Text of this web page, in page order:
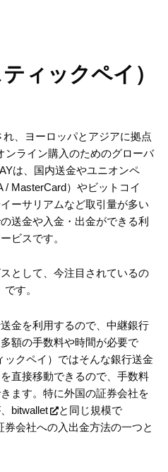
ィックペイ）
、ヨーロッパとアジアに拠点
ンライン購入のためのグローバ
は、国内送金やユニオンペ
/ MasterCard）やビットコイ
ーサリアムなど取引量が多い
送金や入金・出金ができる利
ビスです。
として、今注目されているの
す。
金を利用するので、中継銀行
額の手数料や時間が必要で
クペイ）ではそんな銀行送金
直接移動できるので、手数料
ます。特に外国の証券会社を
bitwallet
と同じ規模で
券会社への入出金方法の一つと